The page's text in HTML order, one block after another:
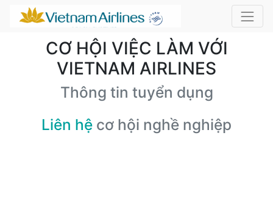
CƠ HỘI VIỆC LÀM VỚI
VIETNAM AIRLINES
Thông tin tuyển dụng
Liên hệ cơ hội nghề nghiệp